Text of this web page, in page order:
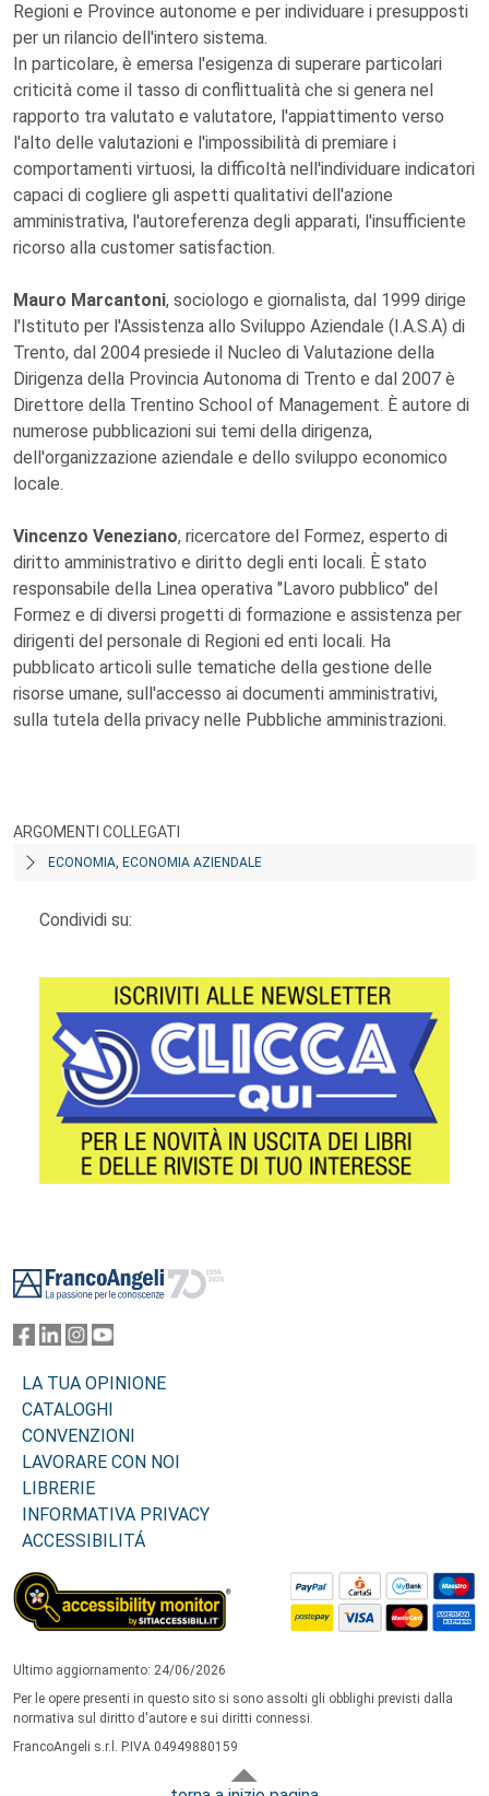
Regioni e Province autonome e per individuare i presupposti
per un rilancio dell'intero sistema.
In particolare, è emersa l'esigenza di superare particolari
criticità come il tasso di conflittualità che si genera nel
rapporto tra valutato e valutatore, l'appiattimento verso
l'alto delle valutazioni e l'impossibilità di premiare i
comportamenti virtuosi, la difficoltà nell'individuare indicatori
capaci di cogliere gli aspetti qualitativi dell'azione
amministrativa, l'autoreferenza degli apparati, l'insufficiente
ricorso alla customer satisfaction.
Mauro Marcantoni, sociologo e giornalista, dal 1999 dirige
l'Istituto per l'Assistenza allo Sviluppo Aziendale (I.A.S.A) di
Trento, dal 2004 presiede il Nucleo di Valutazione della
Dirigenza della Provincia Autonoma di Trento e dal 2007 è
Direttore della Trentino School of Management. È autore di
numerose pubblicazioni sui temi della dirigenza,
dell'organizzazione aziendale e dello sviluppo economico
locale.
Vincenzo Veneziano, ricercatore del Formez, esperto di
diritto amministrativo e diritto degli enti locali. È stato
responsabile della Linea operativa "Lavoro pubblico" del
Formez e di diversi progetti di formazione e assistenza per
dirigenti del personale di Regioni ed enti locali. Ha
pubblicato articoli sulle tematiche della gestione delle
risorse umane, sull'accesso ai documenti amministrativi,
sulla tutela della privacy nelle Pubbliche amministrazioni.
ARGOMENTI COLLEGATI
ECONOMIA, ECONOMIA AZIENDALE
Condividi su:
LA TUA OPINIONE
CATALOGHI
CONVENZIONI
LAVORARE CON NOI
LIBRERIE
INFORMATIVA PRIVACY
ACCESSIBILITÁ
Ultimo aggiornamento: 24/06/2026
Per le opere presenti in questo sito si sono assolti gli obblighi previsti dalla
normativa sul diritto d'autore e sui diritti connessi.
FrancoAngeli s.r.l. P.IVA 04949880159